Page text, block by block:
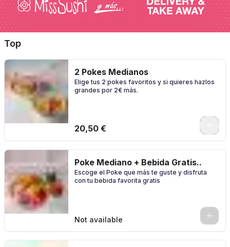
Top
2 Pokes Medianos
Elige tus 2 pokes favoritos y si quieres hazlos
grandes por 2€ más.
20,50 €
Poke Mediano + Bebida Gratis..
Escoge el Poke que más te guste y disfruta
con tu bebida favorita gratis
Not available 0